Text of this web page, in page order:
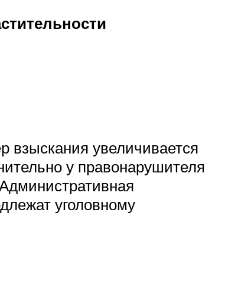
взыскания увеличивается
у правонарушителя
уголовному